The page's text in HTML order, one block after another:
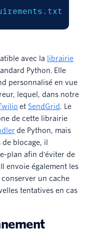
avec la
librairie
Python. Elle
personnalisé en vue
lequel, dans notre
et SendGrid. Le
de cette librairie
de Python, mais
blocage, il
plan afin d'éviter de
envoie également les
un cache
tentatives en cas